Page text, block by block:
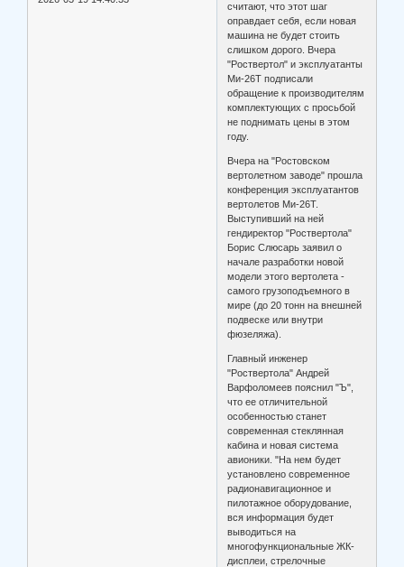
считают, что этот шаг
оправдает себя, если новая
машина не будет стоить
слишком дорого. Вчера
"Роствертол" и эксплуатанты
Ми-26Т подписали
обращение к производителям
комплектующих с просьбой
не поднимать цены в этом
году.
Вчера на "Ростовском
вертолетном заводе" прошла
конференция эксплуатантов
вертолетов Ми-26Т.
Выступивший на ней
гендиректор "Роствертола"
Борис Слюсарь заявил о
начале разработки новой
модели этого вертолета -
самого грузоподъемного в
мире (до 20 тонн на внешней
подвеске или внутри
фюзеляжа).
Главный инженер
"Роствертола" Андрей
Варфоломеев пояснил "Ъ",
что ее отличительной
особенностью станет
современная стеклянная
кабина и новая система
авионики. "На нем будет
установлено современное
радионавигационное и
пилотажное оборудование,
вся информация будет
выводиться на
многофункциональные ЖК-
дисплеи, стрелочные